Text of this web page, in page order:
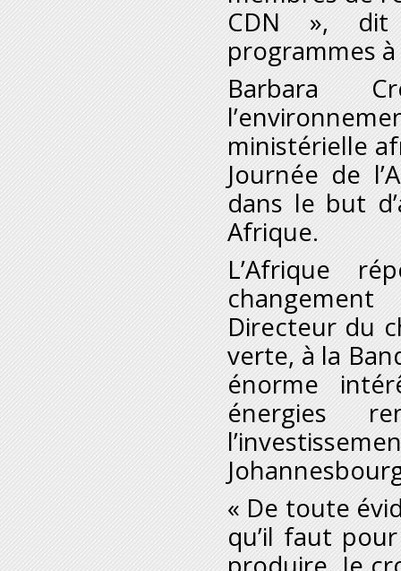
CDN », dit
programmes à
Barbara
ministérielle
Journée de
dans le but
Afrique.
L’Afrique
Directeur du
verte, à la
énorme
énergies
« De toute
qu’il faut